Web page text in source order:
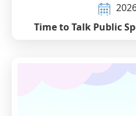
Time to Talk Public